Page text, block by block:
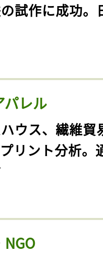
試作に成功。
パレル
ウス、繊維貿
リント分析。